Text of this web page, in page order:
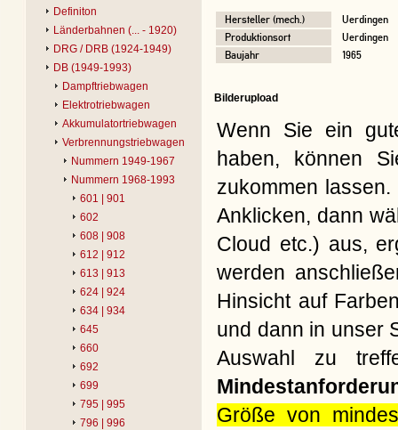
Definiton
Länderbahnen (... - 1920)
DRG / DRB (1924-1949)
DB (1949-1993)
Dampftriebwagen
Elektrotriebwagen
Akkumulatortriebwagen
Verbrennungstriebwagen
Nummern 1949-1967
Nummern 1968-1993
601 | 901
602
608 | 908
612 | 912
613 | 913
624 | 924
634 | 934
645
660
692
699
795 | 995
796 | 996
Hersteller (mech.)
Uerdingen
Produktionsort
Uerdingen
Baujahr
1965
Bilderupload
Wenn Sie ein
haben, können
zukommen
Anklicken, dann
Cloud etc.) aus,
werden
Hinsicht auf
und dann in unser
Auswahl zu
Größe von